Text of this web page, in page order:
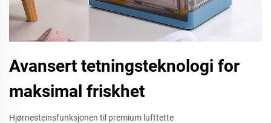
Avansert tetningsteknologi for
maksimal friskhet
Hjørnesteinsfunksjonen til premium lufttette